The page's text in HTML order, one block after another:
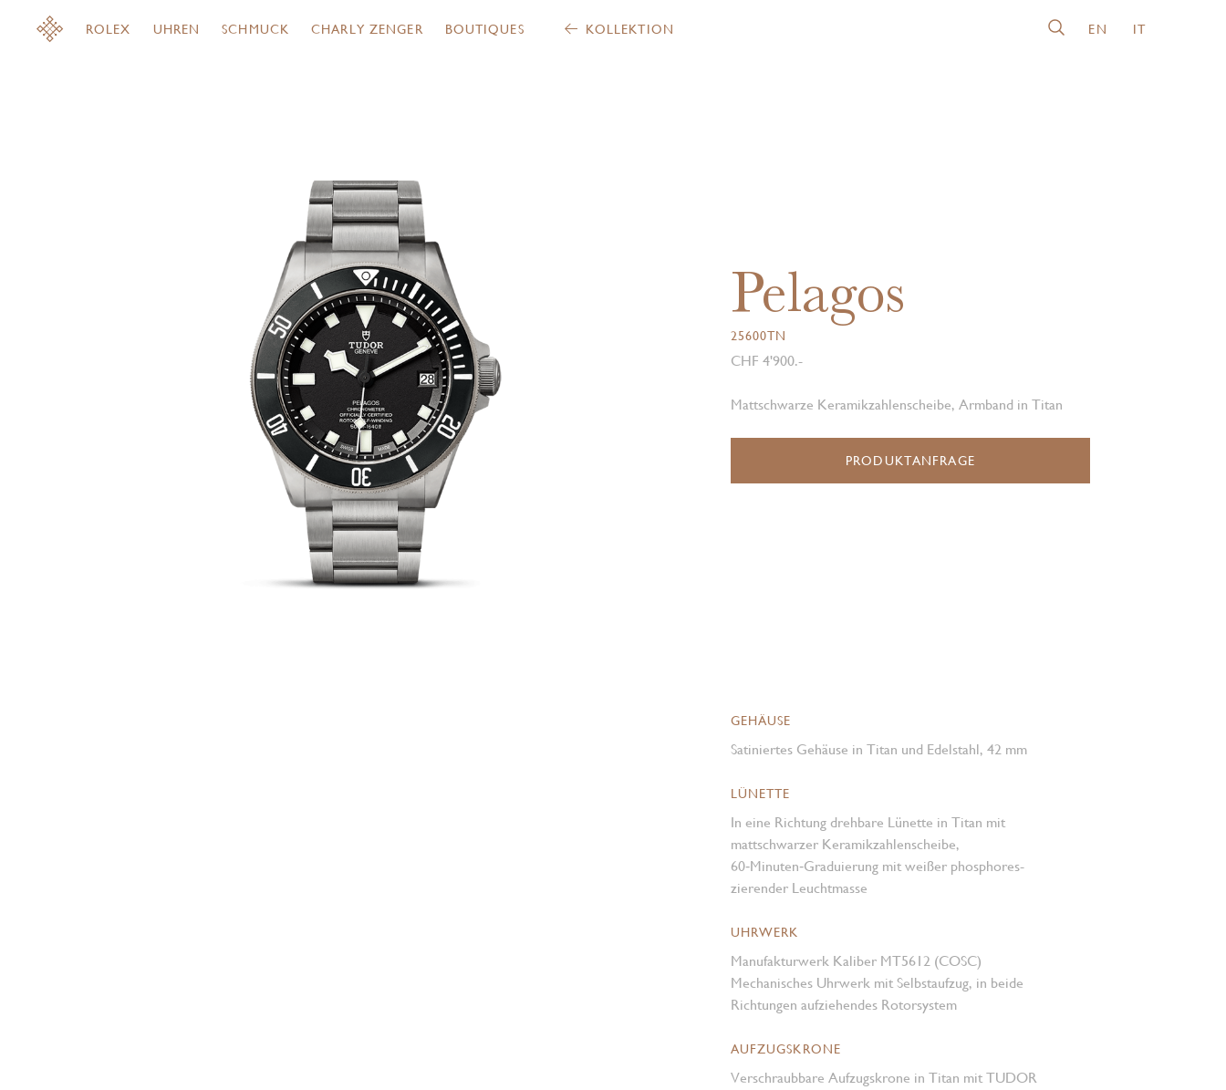
ROLEX UHREN SCHMUCK CHARLY ZENGER BOUTIQUES KOLLEKTION EN IT
Pelagos
25600TN
CHF 4'900.-
Mattschwarze Keramikzahlenscheibe, Armband in Titan
PRODUKTANFRAGE
GEHÄUSE
Satiniertes Gehäuse in Titan und Edelstahl, 42 mm
LÜNETTE
In eine Richtung drehbare Lünette in Titan mit
mattschwarzer Keramik­zahlen­scheibe,
60‑Minuten‑Graduierung mit weißer phosphores­
zierender Leuchtmasse
UHRWERK
Manufakturwerk Kaliber MT5612 (COSC)
Mechanisches Uhrwerk mit Selbstaufzug, in beide
Richtungen aufziehendes Rotorsystem
AUFZUGSKRONE
Verschraubbare Aufzugskrone in Titan mit TUDOR